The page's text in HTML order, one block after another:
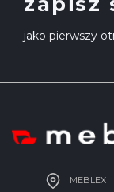
jako pierwszy
MEBLEX